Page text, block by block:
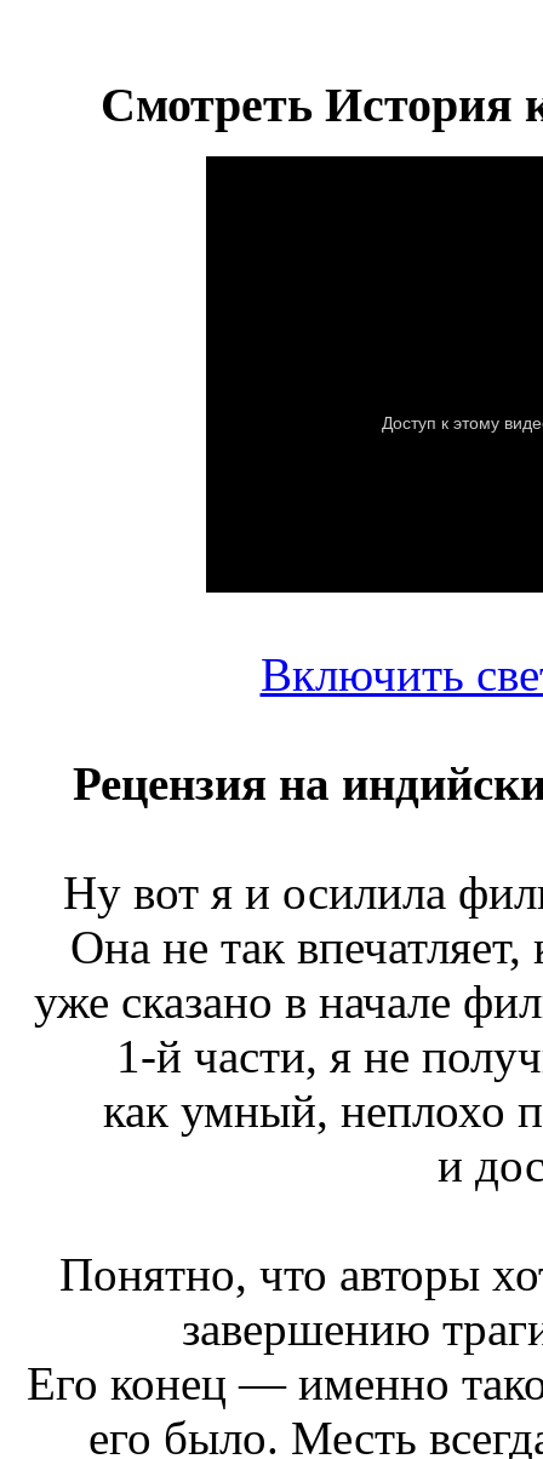
Смотреть История
Включить
Рецензия на
Ну вот я и осилила
Она не так
уже сказано в начале
1-й части, я не
как умный, неплохо
и
Понятно, что авторы
завершению
Его конец — именно
его было. Месть